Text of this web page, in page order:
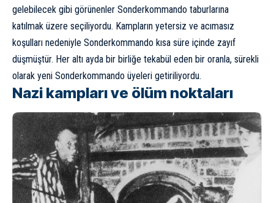
gelebilecek gibi görünenler Sonderkommando taburlarına
katılmak üzere seçiliyordu. Kampların yetersiz ve acımasız
koşulları nedeniyle Sonderkommando kısa süre içinde zayıf
düşmüştür. Her altı ayda bir birliğe tekabül eden bir oranla, sürekli
olarak yeni Sonderkommando üyeleri getiriliyordu.
Nazi kampları ve ölüm noktaları